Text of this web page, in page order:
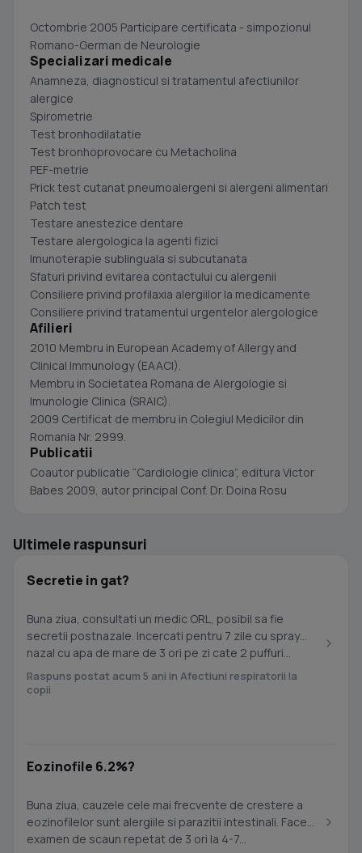
Octombrie 2005 Participare certificata - simpozionul
Romano-German de Neurologie
Specializari medicale
Anamneza, diagnosticul si tratamentul afectiunilor
alergice
Spirometrie
Test bronhodilatatie
Test bronhoprovocare cu Metacholina
PEF-metrie
Prick test cutanat pneumoalergeni si alergeni alimentari
Patch test
Testare anestezice dentare
Testare alergologica la agenti fizici
Imunoterapie sublinguala si subcutanata
Sfaturi privind evitarea contactului cu alergenii
Consiliere privind profilaxia alergiilor la medicamente
Consiliere privind tratamentul urgentelor alergologice
Afilieri
2010 Membru in European Academy of Allergy and
Clinical Immunology (EAACI).
Membru in Societatea Romana de Alergologie si
Imunologie Clinica (SRAIC).
2009 Certificat de membru in Colegiul Medicilor din
Romania Nr. 2999.
Publicatii
Coautor publicatie “Cardiologie clinica”, editura Victor
Babes 2009, autor principal Conf. Dr. Doina Rosu
Ultimele raspunsuri
Secretie in gat?
Buna ziua, consultati un medic ORL, posibil sa fie
secretii postnazale. Incercati pentru 7 zile cu spray
nazal cu apa de mare de 3 ori pe zi cate 2 puffuri...
Raspuns postat acum 5 ani in Afectiuni respiratorii la
copii
Eozinofile 6.2%?
Buna ziua, cauzele cele mai frecvente de crestere a
eozinofilelor sunt alergiile si parazitii intestinali. Faceti
examen de scaun repetat de 3 ori la 4-7...